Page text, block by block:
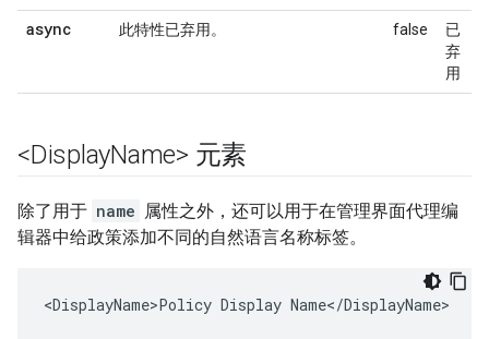
async 此特性已弃用。 false
已
弃
用
<DisplayName> 元素
除了用于 name 属性之外，还可以用于在管理界面代理编
辑器中给政策添加不同的自然语言名称标签。
<DisplayName>Policy Display Name</DisplayName>